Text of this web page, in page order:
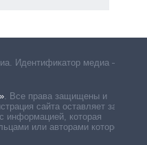
Идентификатор медиа –
. Все права защищены и
сайта оставляет за
информацией, которая
или авторами которой